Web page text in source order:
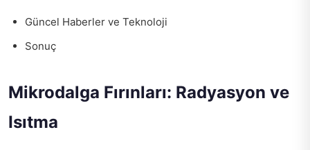
Güncel Haberler ve Teknoloji
Sonuç
Mikrodalga Fırınları: Radyasyon ve
Isıtma